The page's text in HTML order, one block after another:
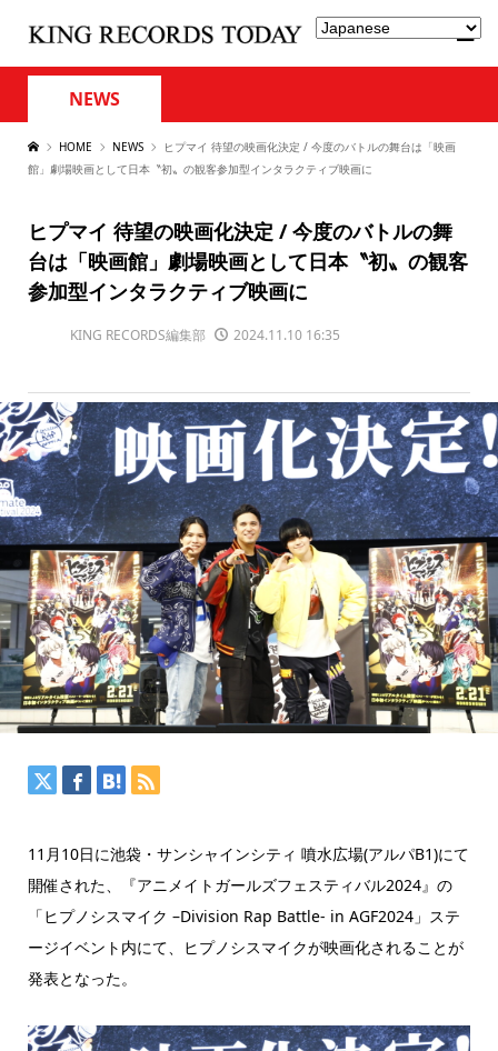
NEWS
HOME NEWS
ヒプマイ 待望の映画化決定 / 今度のバトルの舞台は「映画
館」劇場映画として日本〝初〟の観客参加型インタラクティブ映画に
ヒプマイ 待望の映画化決定 / 今度のバトルの舞
台は「映画館」劇場映画として日本〝初〟の観客
参加型インタラクティブ映画に
KING RECORDS編集部 2024.11.10 16:35
11月10日に池袋・サンシャインシティ 噴水広場(アルパB1)にて
開催された、『アニメイトガールズフェスティバル2024』の
「ヒプノシスマイク –Division Rap Battle- in AGF2024」ステ
ージイベント内にて、ヒプノシスマイクが映画化されることが
発表となった。